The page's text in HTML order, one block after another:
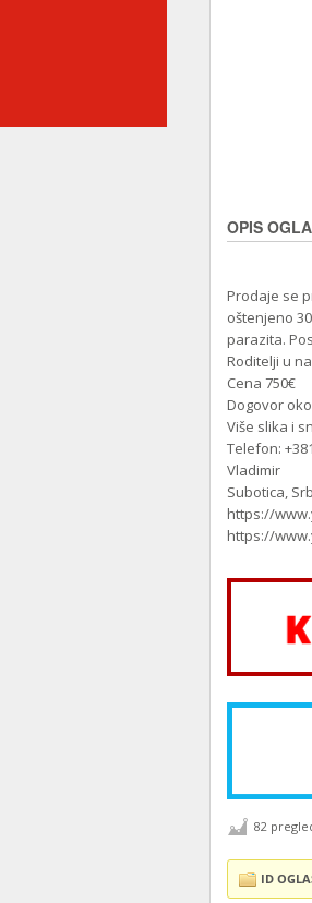
OPIS
Prodaje se
oštenjeno
parazita.
Roditelji u
Cena 750€
Dogovor
Više slika i
Telefon:
Vladimir
Subotica,
https://
https://
82
ID